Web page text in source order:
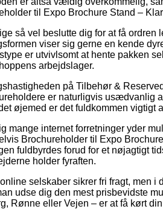
til Expo Brochure Stand –
så vel beslutte dig for at få ordren
viser sig gerne en kende
er utvivlsomt at hente pakken
arbejdslager.
på Tilbehør &
er naturligvis usædvanlig
øjemed er det fuldkommen vigtigt
mange internet forretninger yder
Brochureholder til Expo
fuldbyrdes forud for et nøjagtigt
holder fyraften.
selskaber sikrer fri fragt, men
udse dig den mest prisbevidste
Rønne eller Vejen – er at få kørt